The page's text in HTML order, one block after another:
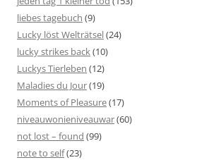
liebes tagebuch (9)
Lucky löst Welträtsel(24)
lucky strikes back (10)
Luckys Tierleben (12)
Maladies du Jour(19)
Moments of Pleasure(17)
niveauwonieniveauwar(60)
not lost – found (99)
note to self(23)